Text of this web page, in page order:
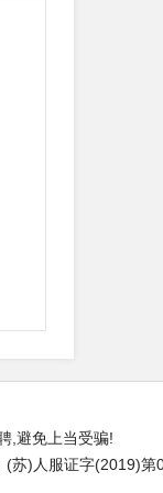
,避免上当受骗!
苏)人服证字(2019)第